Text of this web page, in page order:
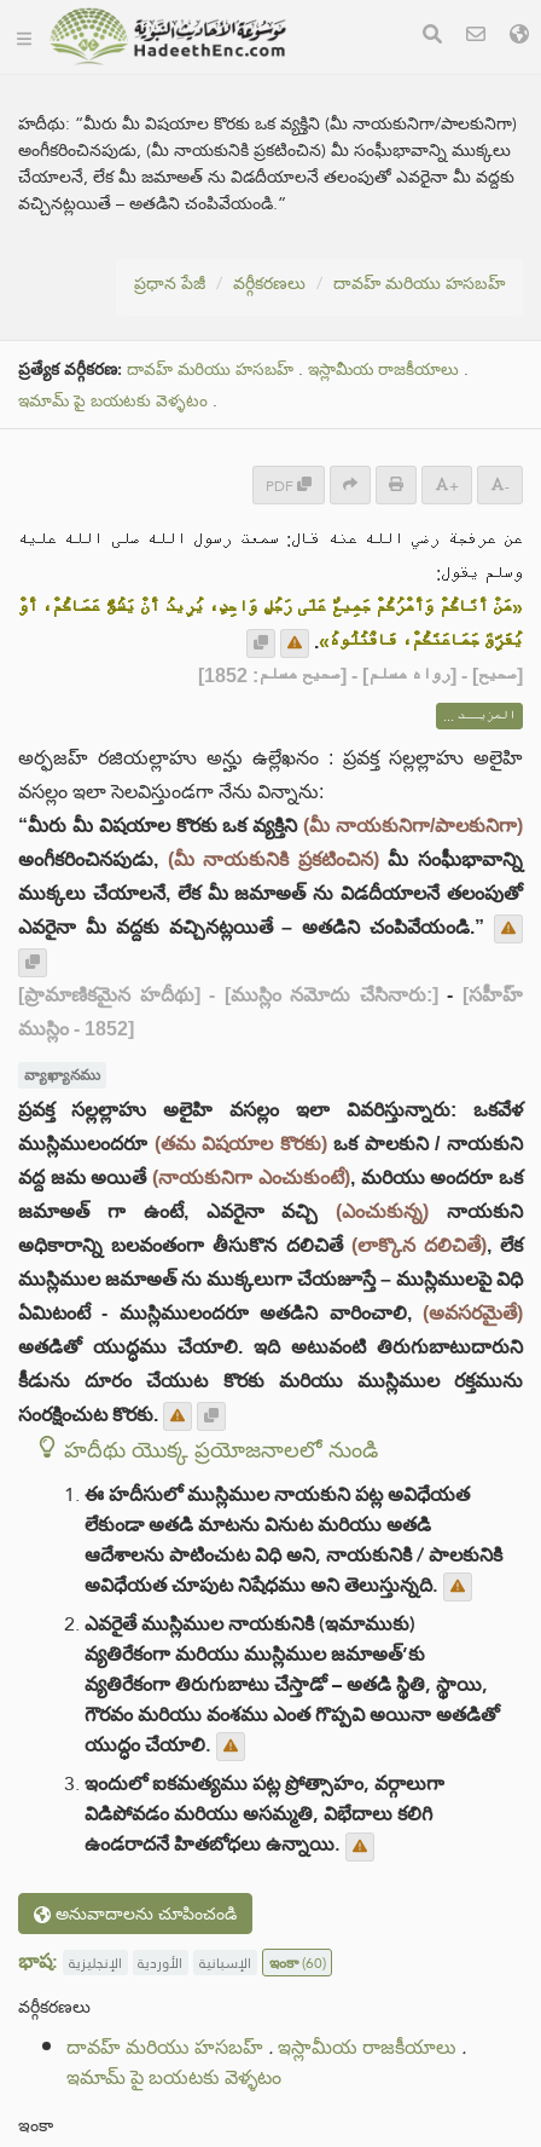
హదీథు: “మీరు మీ విషయాల కొరకు ఒక వ్యక్తిని (మీ నాయకునిగా/పాలకునిగా)
అంగీకరించినపుడు, (మీ నాయకునికి ప్రకటించిన) మీ సంఘీభావాన్ని ముక్కలు
చేయాలనే, లేక మీ జమాఅత్ ను విడదీయాలనే తలంపుతో ఎవరైనా మీ వద్దకు
వచ్చినట్లయితే – అతడిని చంపివేయండి.”
ప్రధాన పేజీ వర్గీకరణలు దావహ్ మరియు హసబహ్
ప్రత్యేక వర్గీకరణ: దావహ్ మరియు హసబహ్ . ఇస్లామీయ రాజకీయాలు .
ఇమామ్ పై బయటకు వెళ్ళటం .
PDF + -
عن عرفجة رضي الله عنه قال: سمعت رسول الله صلى الله عليه
وسلم يقول:
«مَنْ أَتَاكُمْ وَأَمْرُكُمْ جَمِيعٌ عَلَى رَجُلٍ وَاحِدٍ، يُرِيدُ أَنْ يَشُقَّ عَصَاكُمْ، أَوْ
يُفَرِّقَ جَمَاعَتَكُمْ، فَاقْتُلُوهُ».
[صحيح] - [رواه مسلم] - [صحيح مسلم: 1852]
المزيــد ...
అర్ఫజహ్ రజియల్లాహు అన్హు ఉల్లేఖనం : ప్రవక్త సల్లల్లాహు అలైహి
వసల్లం ఇలా సెలవిస్తుండగా నేను విన్నాను:
“మీరు మీ విషయాల కొరకు ఒక వ్యక్తిని(మీ నాయకునిగా/పాలకునిగా)
అంగీకరించినపుడు, (మీ నాయకునికి ప్రకటించిన)మీ సంఘీభావాన్ని
ముక్కలు చేయాలనే, లేక మీ జమాఅత్ ను విడదీయాలనే తలంపుతో
ఎవరైనా మీ వద్దకు వచ్చినట్లయితే – అతడిని చంపివేయండి.”
[ప్రామాణికమైన హదీథు] - [ముస్లిం నమోదు చేసినారు:] -
[సహీహ్
ముస్లిం - 1852]
వ్యాఖ్యానము
ప్రవక్త సల్లల్లాహు అలైహి వసల్లం ఇలా వివరిస్తున్నారు: ఒకవేళ
ముస్లిములందరూ (తమ విషయాల కొరకు)ఒక పాలకుని / నాయకుని
వద్ద జమ అయితే(నాయకునిగా ఎంచుకుంటే), మరియు అందరూ ఒక
జమాఅత్ గా ఉంటే, ఎవరైనా వచ్చి(ఎంచుకున్న) నాయకుని
అధికారాన్ని బలవంతంగా తీసుకొన దలిచితే (లాక్కొన దలిచితే), లేక
ముస్లిముల జమాఅత్ ను ముక్కలుగా చేయజూస్తే – ముస్లిములపై విధి
ఏమిటంటే - ముస్లిములందరూ అతడిని వారించాలి, (అవసరమైతే)
అతడితో యుద్ధము చేయాలి. ఇది అటువంటి తిరుగుబాటుదారుని
కీడును దూరం చేయుట కొరకు మరియు ముస్లిముల రక్తమును
సంరక్షించుట కొరకు.
హదీథు యొక్క ప్రయోజనాలలో నుండి
ఈ హదీసులో ముస్లిముల నాయకుని పట్ల అవిధేయత
లేకుండా అతడి మాటను వినుట మరియు అతడి
ఆదేశాలను పాటించుట విధి అని, నాయకునికి / పాలకునికి
అవిధేయత చూపుట నిషేధము అని తెలుస్తున్నది.
ఎవరైతే ముస్లిముల నాయకునికి (ఇమాముకు)
వ్యతిరేకంగా మరియు ముస్లిముల జమాఅత్’కు
వ్యతిరేకంగా తిరుగుబాటు చేస్తాడో – అతడి స్థితి, స్థాయి,
గౌరవం మరియు వంశము ఎంత గొప్పవి అయినా అతడితో
యుద్ధం చేయాలి.
ఇందులో ఐకమత్యము పట్ల ప్రోత్సాహం, వర్గాలుగా
విడిపోవడం మరియు అసమ్మతి, విభేదాలు కలిగి
ఉండరాదనే హితబోధలు ఉన్నాయి.
అనువాదాలను చూపించండి
భాష: الإنجليزية الأوردية الإسبانية ఇంకా(60)
వర్గీకరణలు
దావహ్ మరియు హసబహ్.ఇస్లామీయ రాజకీయాలు .
ఇమామ్ పై బయటకు వెళ్ళటం
ఇంకా